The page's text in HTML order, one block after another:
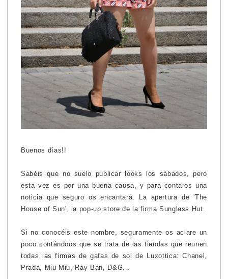
Buenos días!!
Sabéis que no suelo publicar looks los sábados, pero
esta vez es por una buena causa, y para contaros una
noticia que seguro os encantará. La apertura de 'The
House of Sun', la pop-up store de la firma Sunglass Hut.
Si no conocéis este nombre, seguramente os aclare un
poco contándoos que se trata de las tiendas que reunen
todas las firmas de gafas de sol de Luxottica: Chanel,
Prada, Miu Miu, Ray Ban, D&G...